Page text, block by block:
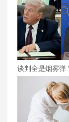
谈判全是烟雾弹
还能继续下去吗